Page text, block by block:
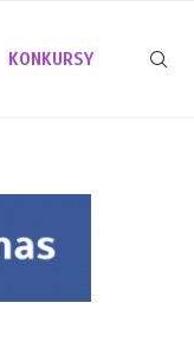
KONKURSY